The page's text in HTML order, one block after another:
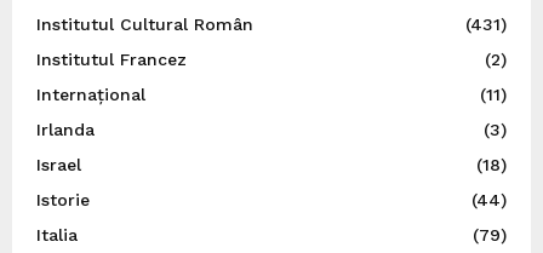
Institutul Cultural Român
(431)
Institutul Francez
(2)
Internațional
(11)
Irlanda
(3)
Israel
(18)
Istorie
(44)
Italia
(79)